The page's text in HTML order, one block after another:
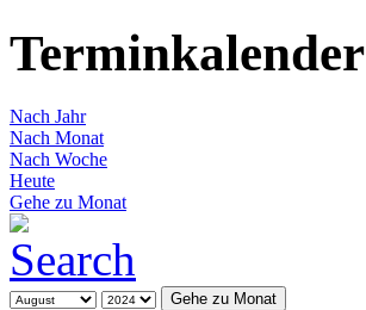
Terminkalender
Nach Jahr
Nach Monat
Nach Woche
Heute
Gehe zu Monat
Gehe zu Monat